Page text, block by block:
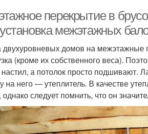
перекрытие в
межэтажных
двухуровневых домов на
(кроме их собственного веса).
а потолок просто подшивают.
на него — утеплитель. В качестве
следует помнить, что он